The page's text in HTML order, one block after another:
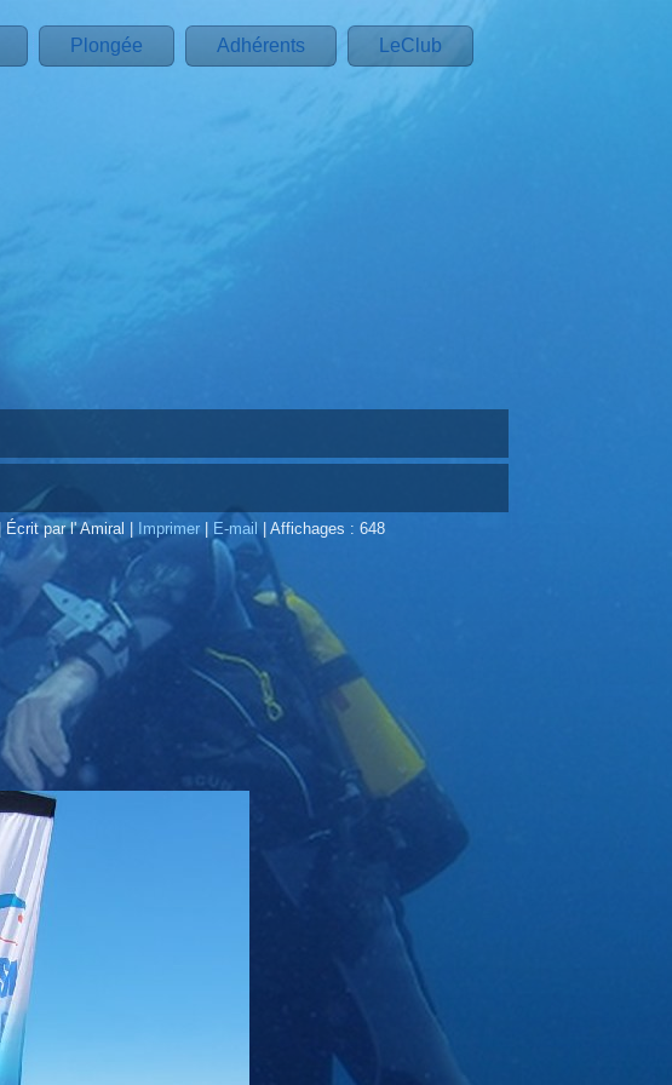
Plongée Adhérents LeClub
Écrit par l' Amiral Imprimer E-mail |Affichages : 648